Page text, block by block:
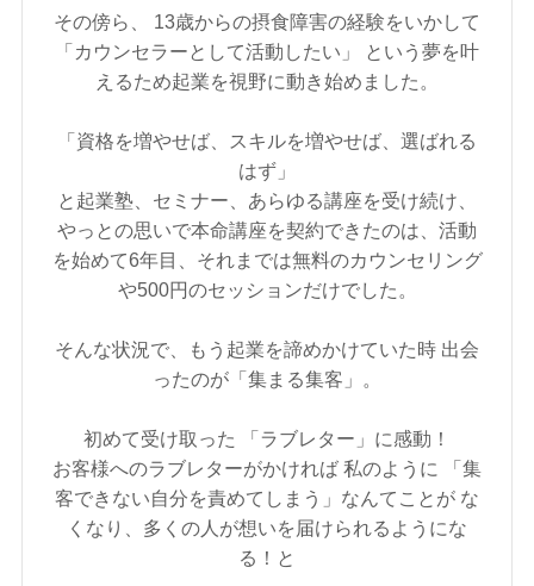
その傍ら、 13歳からの摂食障害の経験をいかして
「カウンセラーとして活動したい」 という夢を叶
えるため起業を視野に動き始めました。
「資格を増やせば、スキルを増やせば、選ばれる
はず」
と起業塾、セミナー、あらゆる講座を受け続け、
やっとの思いで本命講座を契約できたのは、活動
を始めて6年目、それまでは無料のカウンセリング
や500円のセッションだけでした。
そんな状況で、もう起業を諦めかけていた時 出会
ったのが「集まる集客」。
初めて受け取った 「ラブレター」に感動！
お客様へのラブレターがかければ 私のように 「集
客できない自分を責めてしまう」なんてことが な
くなり、多くの人が想いを届けられるようにな
る！と